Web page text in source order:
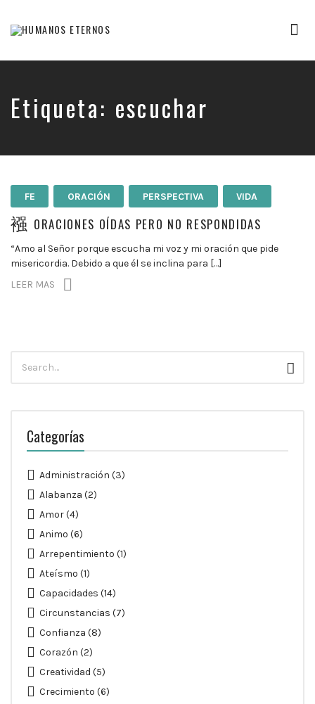
humanos,
nos
creó
Etiqueta: escuchar
FE ORACIÓN PERSPECTIVA VIDA
ORACIONES OÍDAS PERO NO RESPONDIDAS
“Amo al Señor porque escucha mi voz y mi oración que pide
misericordia. Debido a que él se inclina para […]
LEER MAS
para:
Categorías
Administración (3)
Alabanza (2)
Amor(4)
Animo (6)
Arrepentimiento (1)
Ateísmo (1)
Capacidades (14)
Circunstancias (7)
Confianza (8)
Corazón (2)
Creatividad (5)
Crecimiento (6)